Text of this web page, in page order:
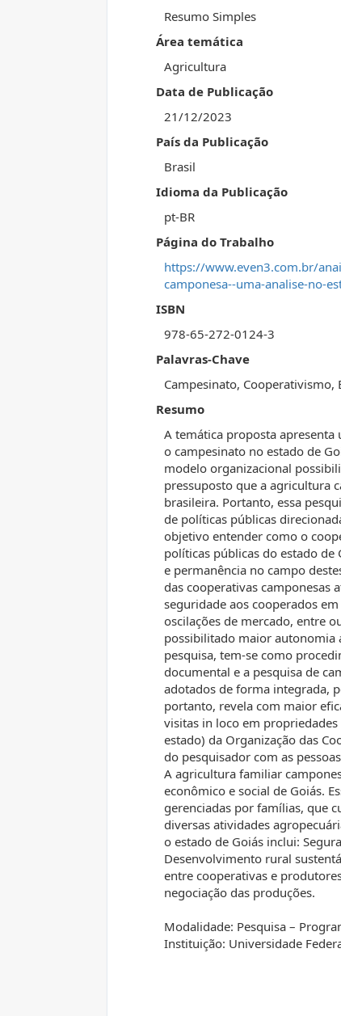
Resumo Simples
Área temática
Agricultura
Data de Publicação
21/12/2023
País da Publicação
Brasil
Idioma da Publicação
pt-BR
Página do Trabalho
https://www.even3.com.br/
camponesa--uma-analise-no-
ISBN
978-65-272-0124-3
Palavras-Chave
Campesinato, Cooperativismo,
Resumo
A temática proposta apresenta
o campesinato no estado de
modelo organizacional
pressuposto que a agricultura
brasileira. Portanto, essa
de políticas públicas
objetivo entender como o
políticas públicas do estado de
e permanência no campo
das cooperativas camponesas
seguridade aos cooperados
oscilações de mercado, entre
possibilitado maior autonomia
pesquisa, tem-se como
documental e a pesquisa de
adotados de forma integrada,
portanto, revela com maior
visitas in loco em
estado) da Organização das
do pesquisador com as
A agricultura familiar
econômico e social de Goiás.
gerenciadas por famílias, que
diversas atividades
o estado de Goiás inclui:
Desenvolvimento rural
entre cooperativas e
negociação das produções.
Modalidade: Pesquisa –
Instituição: Universidade